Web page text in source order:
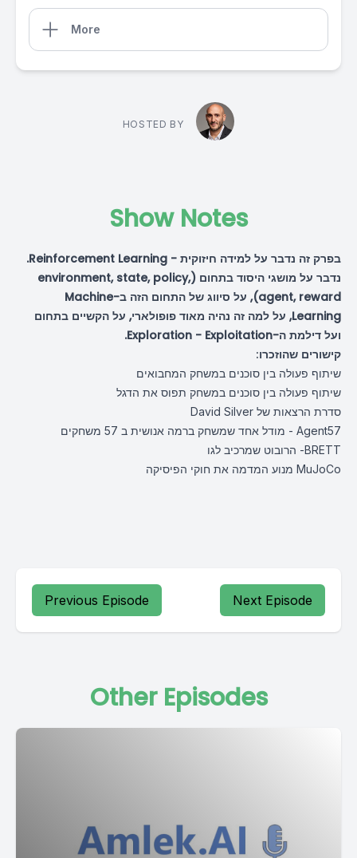
More
HOSTED BY
Show Notes
בפרק זה נדבר על למידה חיזוקית - Reinforcement Learning.
נדבר על מושגי היסוד בתחום (environment, state, policy,
agent, reward), על סיווג של התחום הזה ב-Machine
Learning, על למה זה נהיה מאוד פופולארי, על הקשיים בתחום
ועל דילמת ה-Exploration - Exploitation.
קישורים שהוזכרו:
שיתוף פעולה בין סוכנים במשחק המחבואים
שיתוף פעולה בין סוכנים במשחק תפוס את הדגל
סדרת הרצאות של David Silver
Agent57 - מודל אחד שמשחק ברמה אנושית ב 57 משחקים
BRETT- הרובוט שמרכיב לגו
MuJoCo מנוע המדמה את חוקי הפיסיקה
Previous Episode Next Episode
Other Episodes